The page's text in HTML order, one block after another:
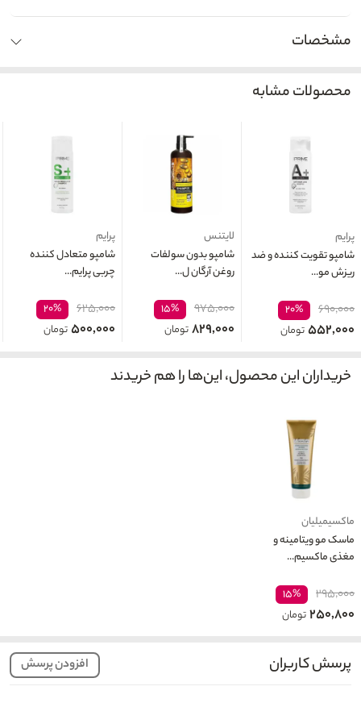
مشخصات
محصولات مشابه
پرایم
شامپو تقویت کننده و ضد
ریزش مو...
۶۹۰,۰۰۰ ۲۰%
۵۵۲,۰۰۰تومان
لایتنس
شامپو بدون سولفات
روغن آرگان ل...
۹۷۵,۰۰۰ ۱۵%
۸۲۹,۰۰۰تومان
پرایم
شامپو متعادل کننده
چربی پرایم...
۶۲۵,۰۰۰ ۲۰%
۵۰۰,۰۰۰تومان
خریداران این محصول، این‌ها را هم خریدند
ماکسیمیلیان
ماسک مو ویتامینه و
مغذی ماکسیم...
۲۹۵,۰۰۰ ۱۵%
۲۵۰,۸۰۰تومان
پرسش کاربران افزودن پرسش